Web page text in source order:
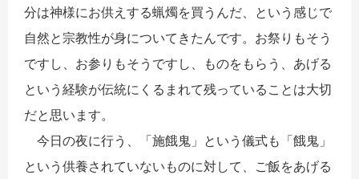
分は神様にお供えする蝋燭を買うんだ、という感じで
自然と宗教性が身についてきたんです。お祭りもそう
ですし、お参りもそうですし、ものをもらう、あげる
という経験が伝統にくるまれて残っていることは大切
だと思います。
今日の夜に行う、「施餓鬼」という儀式も「餓鬼」
という供養されていないものに対して、ご飯をあげる